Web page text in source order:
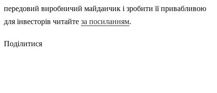
передовий виробничий майданчик і зробити її привабливою
для інвесторів читайте за посиланням.
Поділитися